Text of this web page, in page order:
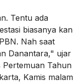
Tentu ada
biasanya kan
Nah saat
Danantara," ujar
Pertemuan Tahun
Kamis malam